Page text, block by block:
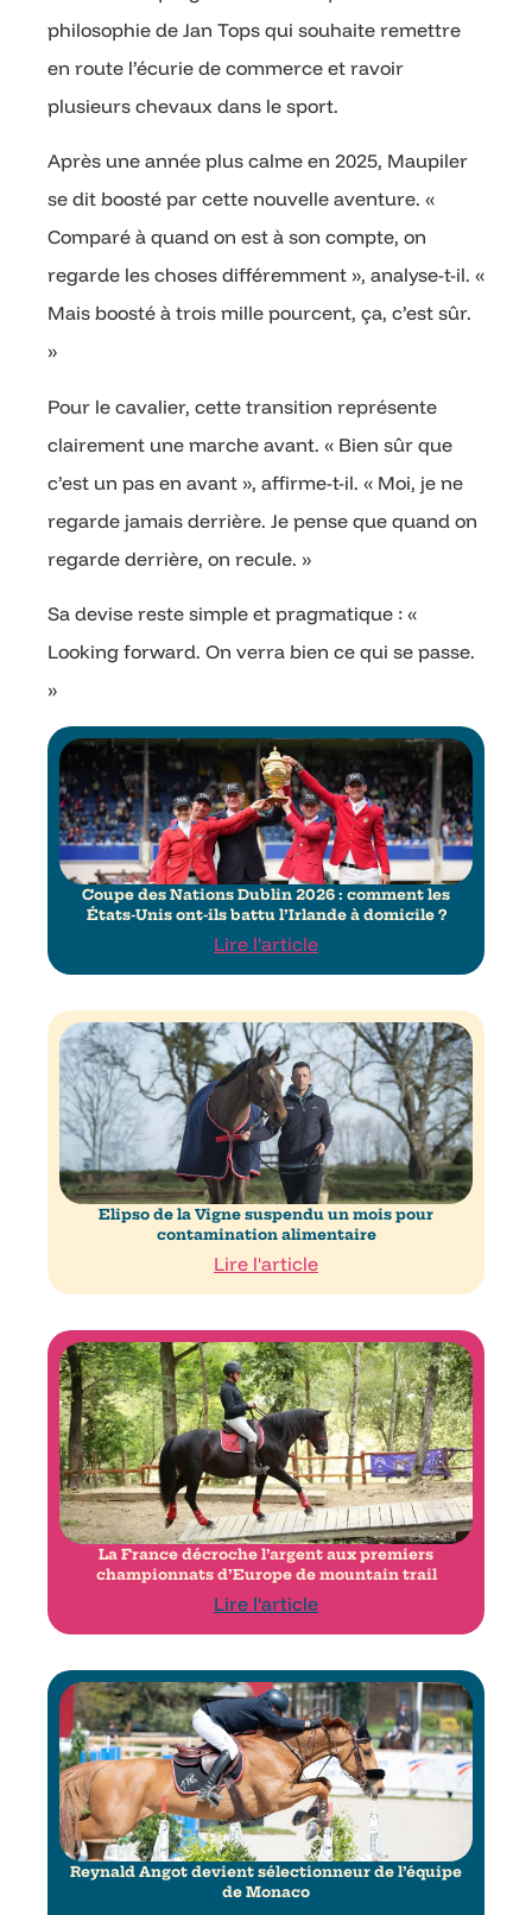
philosophie de Jan Tops qui souhaite remettre
en route l’écurie de commerce et ravoir
plusieurs chevaux dans le sport.
Après une année plus calme en 2025, Maupiler
se dit boosté par cette nouvelle aventure. «
Comparé à quand on est à son compte, on
regarde les choses différemment », analyse-t-il. «
Mais boosté à trois mille pourcent, ça, c’est sûr.
»
Pour le cavalier, cette transition représente
clairement une marche avant. « Bien sûr que
c’est un pas en avant », affirme-t-il. « Moi, je ne
regarde jamais derrière. Je pense que quand on
regarde derrière, on recule. »
Sa devise reste simple et pragmatique : «
Looking forward. On verra bien ce qui se passe.
»
Coupe des Nations Dublin 2026 : comment les
États-Unis ont-ils battu l’Irlande à domicile ?
Lire l'article
Elipso de la Vigne suspendu un mois pour
contamination alimentaire
Lire l'article
La France décroche l’argent aux premiers
championnats d’Europe de mountain trail
Lire l'article
Reynald Angot devient sélectionneur de l’équipe
de Monaco